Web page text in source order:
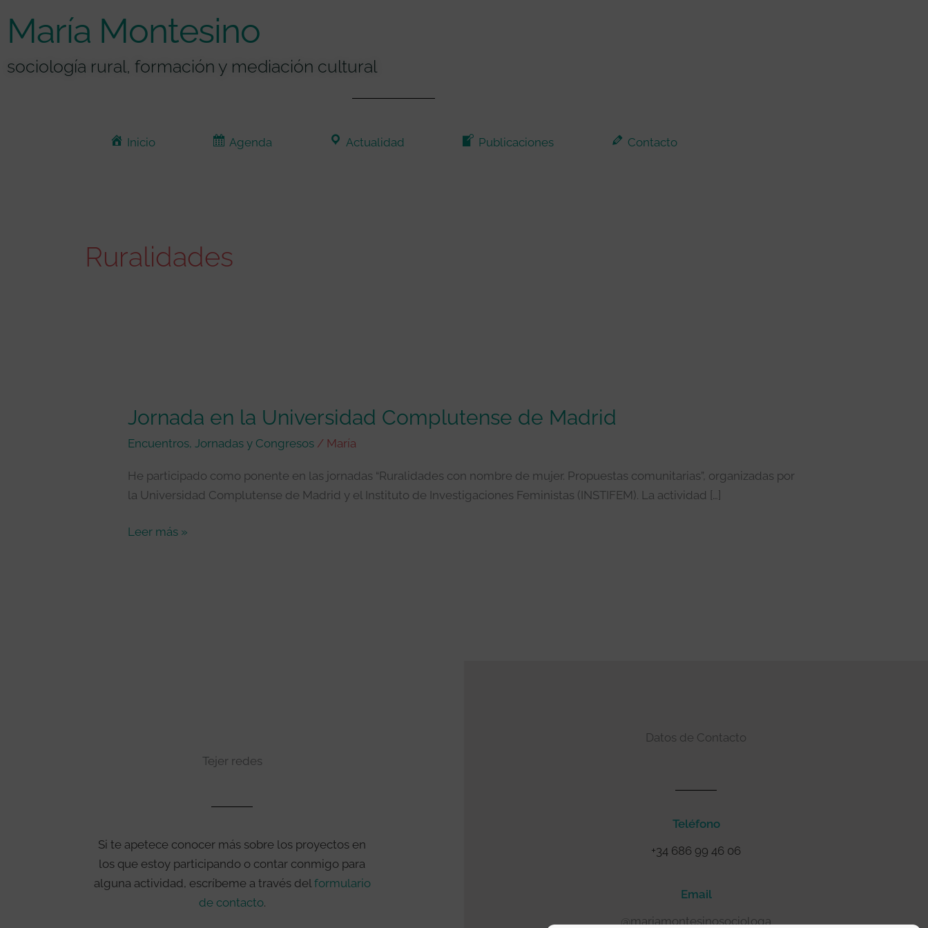
María Montesino
sociología rural, formación y mediación cultural
Inicio Agenda Actualidad Publicaciones Contacto
Ruralidades
Jornada en la Universidad Complutense de Madrid
Encuentros, Jornadas y Congresos / María
He participado como ponente en las jornadas “Ruralidades con nombre de mujer. Propuestas comunitarias”, organizadas por
la Universidad Complutense de Madrid y el Instituto de Investigaciones Feministas (INSTIFEM). La actividad […]
la
de
Madrid
Leer más »
Tejer redes
Si te apetece conocer más sobre los proyectos en
los que estoy participando o contar conmigo para
alguna actividad, escríbeme a través del formulario
de contacto.
Datos de Contacto
Teléfono
+34 686 99 46 06
Email
@mariamontesinosociologa